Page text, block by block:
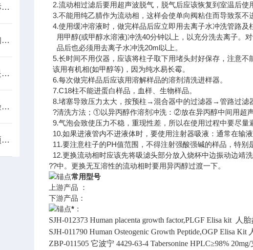
2.流动相过滤后要用超声波脱气，脱气后应该恢复到室温后使
3.不能用纯乙腈作为流动相，这样会使单向阀粘住而导致泵不
4.使用缓冲溶液时，做完样品后应立即用去离子水冲洗管路及
用甲醇(或甲醇水溶液)冲洗40分钟以上，以充分洗去离子。
品后也必须用去离子水冲洗20ml以上。
5.长时间不用仪器，应该将柱子取下用堵头封好保存，注意不
该用有机相(如甲醇等)，因为纯水易长霉。
6.每次做完样品后应该用溶解样品的溶剂清洗进样器。
7.C18柱不能进蛋白样品，血样、生物样品。
8.堵塞导致压力太大，按预柱→混合器中的过滤器→管路过滤
?清洗方法；①以异丙醇作溶剂冲洗：②放在异丙醇中间用超
9.气泡会致使压力不稳，重现性差，所以在使用过程中要尽量
10.如果进液管内不进液体时，要使用注射器吸液：通常在输
11.要注意柱子的PH值范围，不得注射强酸强碱的样品，特别
12.更换流动相时应该先将吸滤头部分放入烧杯中边振动边靖
??中。更换无互溶性的流动相时要用异丙醇过渡一下。
常用型号
上游产品 ：
下游产品：
* ：
SJH-012373 Human placenta growth factor,PLGF Elisa kit
人
SJH-011790 Human Osteogenic Growth Peptide,OGP Elisa Kit
ZBP-011505 它波宁 4429-63-4 Tabersonine HPLC≥98% 20mg/
如何选择合适的中检所标准品进行实验验证
介绍中检所标准品的查询方法
中检所标准品和校准品是一样的吗
中检所标准品在分析实验室质量管理方面的应用
中检所标准品的注意事项有哪些